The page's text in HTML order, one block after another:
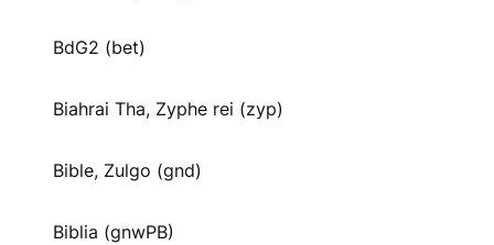
BdG2 (bet)
Biahrai Tha, Zyphe rei (zyp)
Bible, Zulgo (gnd)
Biblia (gnwPB)